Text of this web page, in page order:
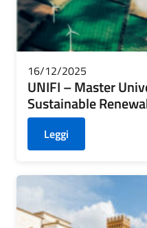
CONTATTI
16/12/2025
UNIFI – Master
Sustainable
Leggi